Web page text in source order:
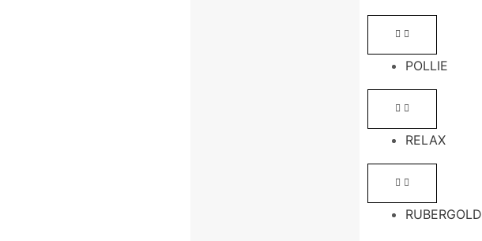
POLLIE
RELAX
RUBERGOLD